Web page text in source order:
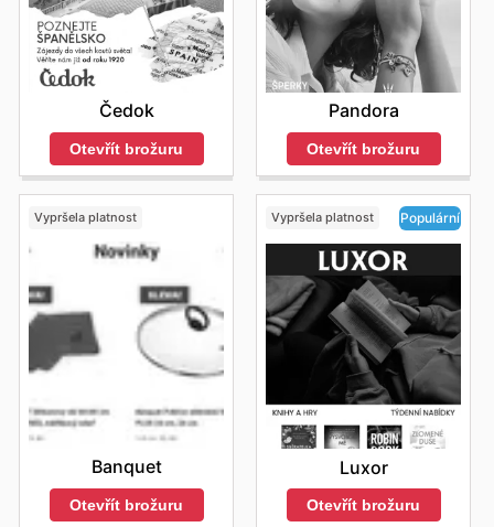
Čedok
Otevřít brožuru
Pandora
Otevřít brožuru
Vypršela platnost
Banquet
Otevřít brožuru
Vypršela platnost Populární
Luxor
Otevřít brožuru